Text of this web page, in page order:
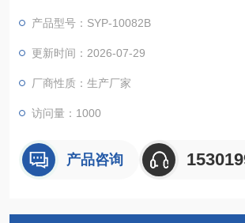
x）。
产品型号：SYP-10082B
更新时间：2026-07-29
厂商性质：生产厂家
访问量：1000
产品咨询